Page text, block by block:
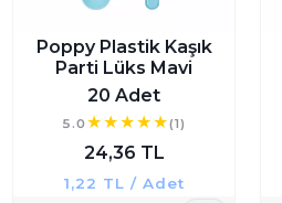
Poppy Plastik Kaşık
Parti Lüks Mavi
20 Adet
5.0 (1)
24,36 TL
1,22 TL / Adet